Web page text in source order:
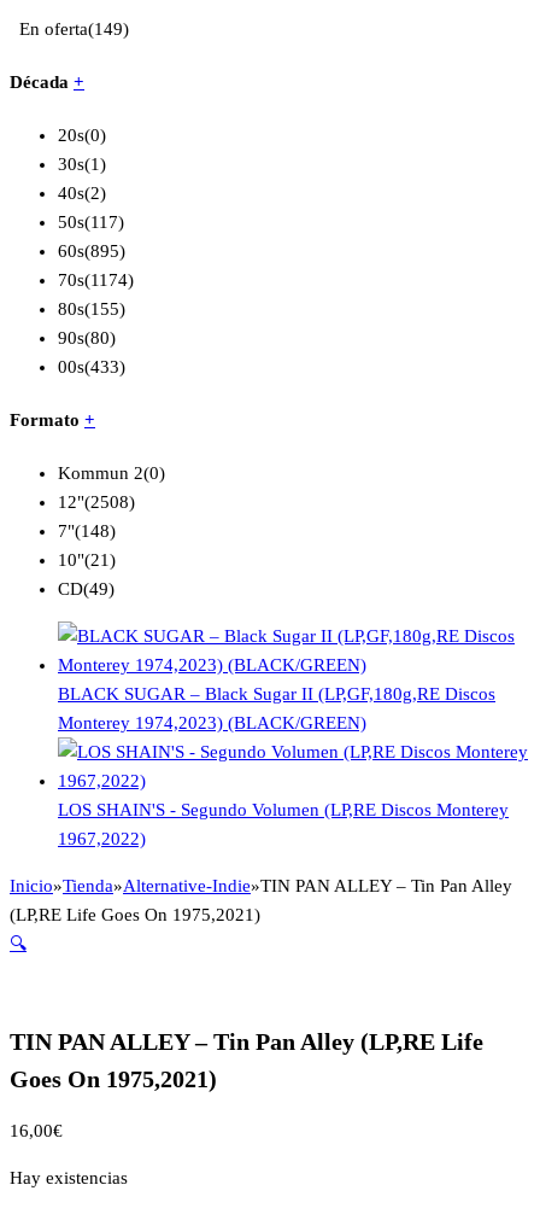
En oferta(149)
Década +
20s(0)
30s(1)
40s(2)
50s(117)
60s(895)
70s(1174)
80s(155)
90s(80)
00s(433)
Formato +
Kommun 2(0)
12"(2508)
7"(148)
10"(21)
CD(49)
BLACK SUGAR – Black Sugar II (LP,GF,180g,RE Discos
Monterey 1974,2023) (BLACK/GREEN)
LOS SHAIN'S - Segundo Volumen (LP,RE Discos Monterey
1967,2022)
Inicio»Tienda»Alternative-Indie»TIN PAN ALLEY – Tin Pan Alley
(LP,RE Life Goes On 1975,2021)
🔍
TIN PAN ALLEY – Tin Pan Alley (LP,RE Life
Goes On 1975,2021)
16,00€
Hay existencias